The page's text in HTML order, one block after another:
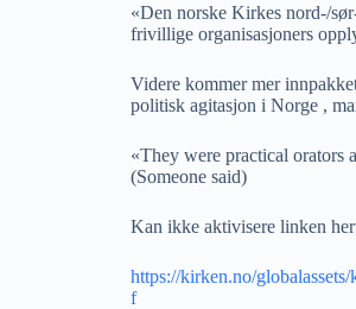
«Den norske Kirkes nord-/
frivillige organisasjoners
Videre kommer mer
politisk agitasjon i Norge ,
«They were practical orators
(Someone said)
Kan ikke aktivisere linken
https://kirken.no/
f